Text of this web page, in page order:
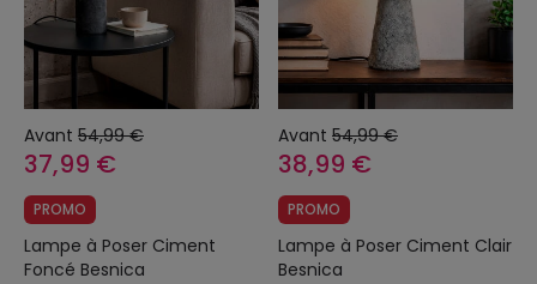
Avant 54,99 €
37,99 €
PROMO
Lampe à Poser Ciment
Foncé Besnica
Avant 54,99 €
38,99 €
PROMO
Lampe à Poser Ciment Clair
Besnica